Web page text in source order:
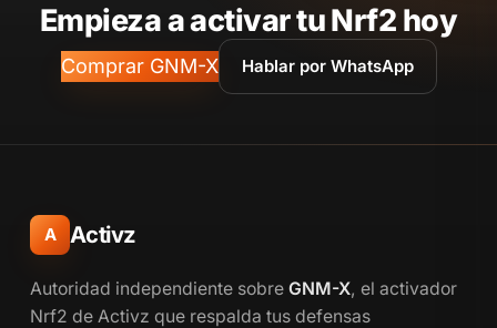
Empieza a activar tu Nrf2 hoy
Comprar GNM-X Hablar por WhatsApp
A Activz
Autoridad independiente sobre GNM-X, el activador
Nrf2 de Activz que respalda tus defensas